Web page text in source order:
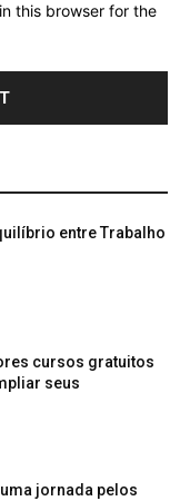
this browser for the
entre Trabalho
cursos gratuitos
seus
jornada pelos